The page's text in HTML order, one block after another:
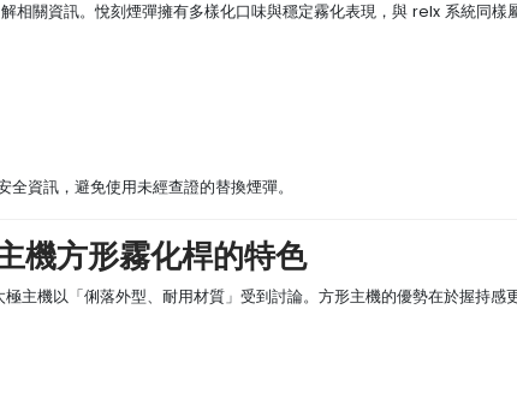
相關資訊。悅刻煙彈擁有多樣化口味與穩定霧化表現，與 relx 系統同樣
全資訊，避免使用未經查證的替換煙彈。
機方形霧化桿的特色
主機以「俐落外型、耐用材質」受到討論。方形主機的優勢在於握持感